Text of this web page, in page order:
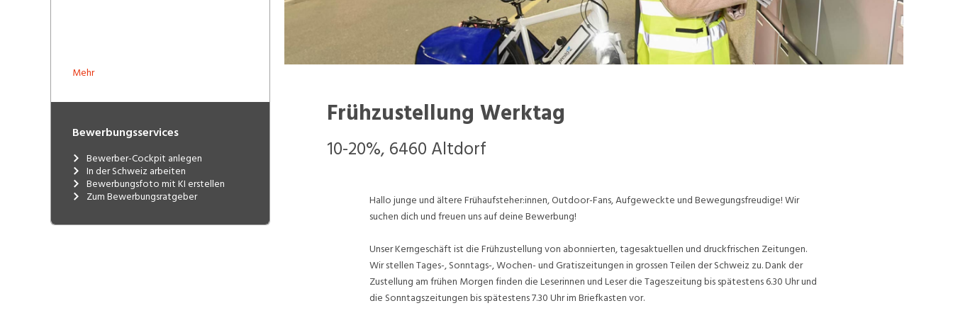
Mehr
Bewerbungsservices
Bewerber-Cockpit anlegen
In der Schweiz arbeiten
Bewerbungsfoto mit KI erstellen
Zum Bewerbungsratgeber
Frühzustellung Werktag
10-20%, 6460 Altdorf
Hallo junge und ältere Frühaufsteher:innen, Outdoor-Fans, Aufgeweckte und Bewegungsfreudige! Wir
suchen dich und freuen uns auf deine Bewerbung!
Unser Kerngeschäft ist die Frühzustellung von abonnierten, tagesaktuellen und druckfrischen Zeitungen.
Wir stellen Tages-, Sonntags-, Wochen- und Gratiszeitungen in grossen Teilen der Schweiz zu. Dank der
Zustellung am frühen Morgen finden die Leserinnen und Leser die Tageszeitung bis spätestens 6.30 Uhr und
die Sonntagszeitungen bis spätestens 7.30 Uhr im Briefkasten vor.